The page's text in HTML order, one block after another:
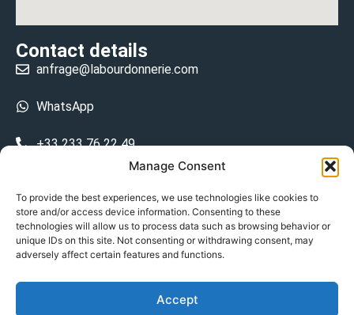
Manage Consent
To provide the best experiences, we use technologies like cookies to
store and/or access device information. Consenting to these
technologies will allow us to process data such as browsing behavior or
unique IDs on this site. Not consenting or withdrawing consent, may
adversely affect certain features and functions.
Accept
Contact details
anfrage@labourdonnerie.com
WhatsApp
+33 233 76 22 49
15 La Bourdonnerie 50430 Vesly
prosecuted.blusher.yielded
DE